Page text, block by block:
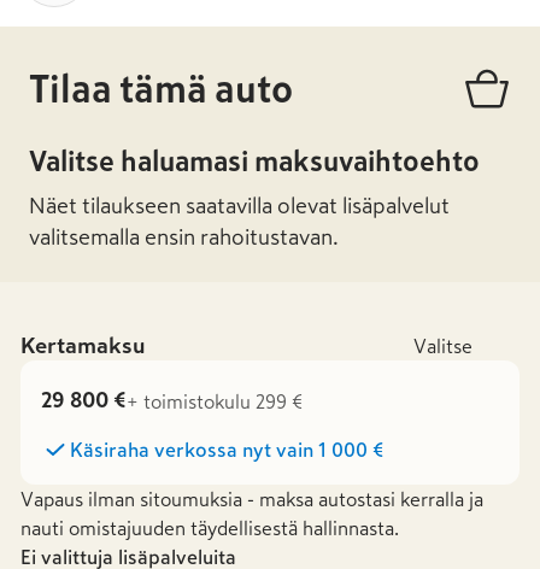
Tilaa tämä auto
Valitse haluamasi maksuvaihtoehto
Näet tilaukseen saatavilla olevat lisäpalvelut
valitsemalla ensin rahoitustavan.
Kertamaksu Valitse
29 800 €+ toimistokulu 299 €
Käsiraha verkossa nyt vain 1 000 €
Vapaus ilman sitoumuksia - maksa autostasi kerralla ja
nauti omistajuuden täydellisestä hallinnasta.
Ei valittuja lisäpalveluita